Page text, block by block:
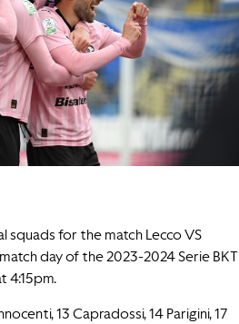
squads for the match Lecco VS
day of the 2023-2024 Serie BKT
4:15pm.
13 Capradossi, 14 Parigini, 17